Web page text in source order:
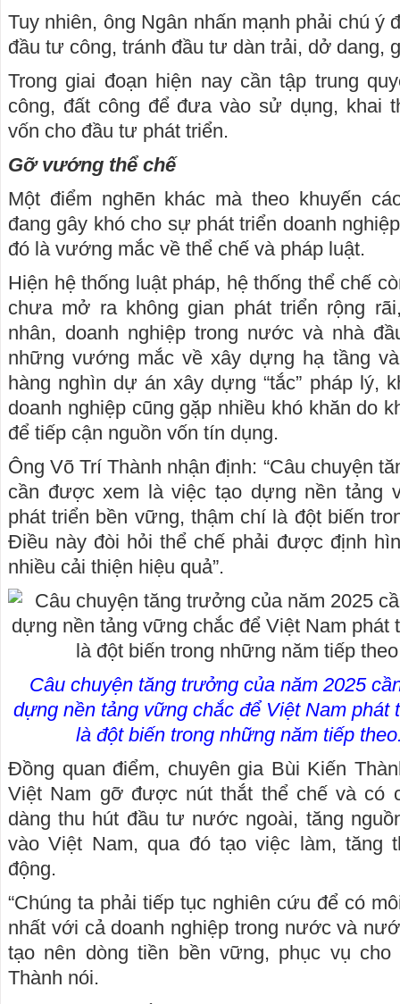
Tuy nhiên, ông Ngân nhấn mạnh phải chú ý
đầu tư công, tránh đầu tư dàn trải, dở dang,
Trong giai đoạn hiện nay cần tập trung
công, đất công để đưa vào sử dụng, khai
vốn cho đầu tư phát triển.
Gỡ vướng thể chế
Một điểm nghẽn khác mà theo khuyến
đang gây khó cho sự phát triển doanh
đó là vướng mắc về thể chế và pháp luật.
Hiện hệ thống luật pháp, hệ thống thể chế
chưa mở ra không gian phát triển rộng
nhân, doanh nghiệp trong nước và nhà
những vướng mắc về xây dựng hạ tầng
hàng nghìn dự án xây dựng “tắc” pháp lý,
doanh nghiệp cũng gặp nhiều khó khăn do
để tiếp cận nguồn vốn tín dụng.
Ông Võ Trí Thành nhận định: “Câu chuyện
cần được xem là việc tạo dựng nền tảng
phát triển bền vững, thậm chí là đột biến
Điều này đòi hỏi thể chế phải được định
nhiều cải thiện hiệu quả”.
Câu chuyện tăng trưởng của năm 2025
dựng nền tảng vững chắc để Việt Nam phát
là đột biến trong những năm tiếp
Đồng quan điểm, chuyên gia Bùi Kiến
Việt Nam gỡ được nút thắt thể chế và có
dàng thu hút đầu tư nước ngoài, tăng
vào Việt Nam, qua đó tạo việc làm, tăng
động.
“Chúng ta phải tiếp tục nghiên cứu để có
nhất với cả doanh nghiệp trong nước và
tạo nên dòng tiền bền vững, phục vụ cho
Thành nói.